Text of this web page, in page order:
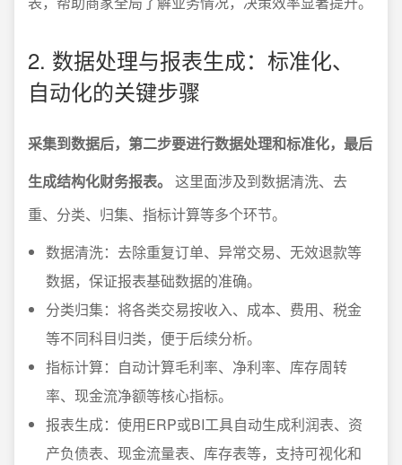
2. 数据处理与报表生成：标准化、
自动化的关键步骤
采集到数据后，第二步要进行数据处理和标准化，最后
生成结构化财务报表。
这里面涉及到数据清洗、去
重、分类、归集、指标计算等多个环节。
数据清洗：去除重复订单、异常交易、无效退款等
数据，保证报表基础数据的准确。
分类归集：将各类交易按收入、成本、费用、税金
等不同科目归类，便于后续分析。
指标计算：自动计算毛利率、净利率、库存周转
率、现金流净额等核心指标。
报表生成：使用ERP或BI工具自动生成利润表、资
产负债表、现金流量表、库存表等，支持可视化和